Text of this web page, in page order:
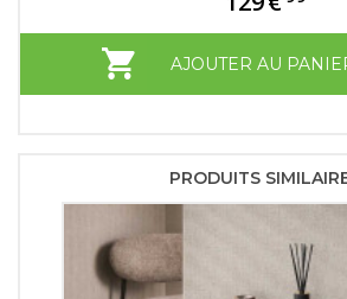
AJOUTER AU
PRODUITS